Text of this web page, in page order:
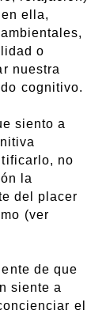
ella,
o
nuestra
cognitivo.
siento a
no
la
del placer
(ver
de que
siente a
el